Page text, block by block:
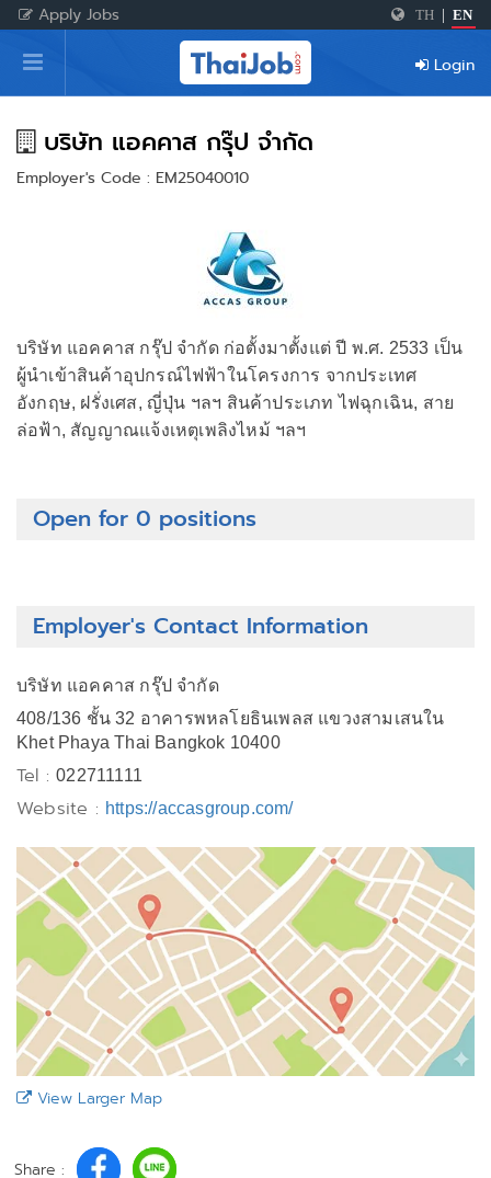
Apply Jobs TH EN
Home
Login
Register
Login
บริษัท แอคคาส กรุ๊ป จำกัด
Employer's Code : EM25040010
บริษัท แอคคาส กรุ๊ป จำกัด ก่อตั้งมาตั้งแต่ ปี พ.ศ. 2533 เป็น
ผู้นำเข้าสินค้าอุปกรณ์ไฟฟ้าในโครงการ จากประเทศ
อังกฤษ, ฝรั่งเศส, ญี่ปุ่น ฯลฯ สินค้าประเภท ไฟฉุกเฉิน, สาย
ล่อฟ้า, สัญญาณแจ้งเหตุเพลิงไหม้ ฯลฯ
Open for 0 positions
Employer's Contact Information
บริษัท แอคคาส กรุ๊ป จำกัด
408/136 ชั้น 32 อาคารพหลโยธินเพลส แขวงสามเสนใน
Khet Phaya Thai Bangkok 10400
Tel :022711111
Website : https://accasgroup.com/
View Larger Map
Share :